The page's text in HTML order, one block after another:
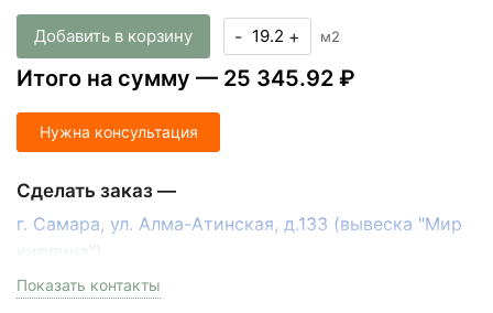
Добавить в корзину - + м2
Итого на сумму — 25 345.92 ₽
Нужна консультация
Сделать заказ —
г. Самара, ул. Алма-Атинская, д.133 (вывеска "Мир
кирпича")
пн-пт с 9:00 до 18:00, сб с 10:00 до 16:00
Показать контакты